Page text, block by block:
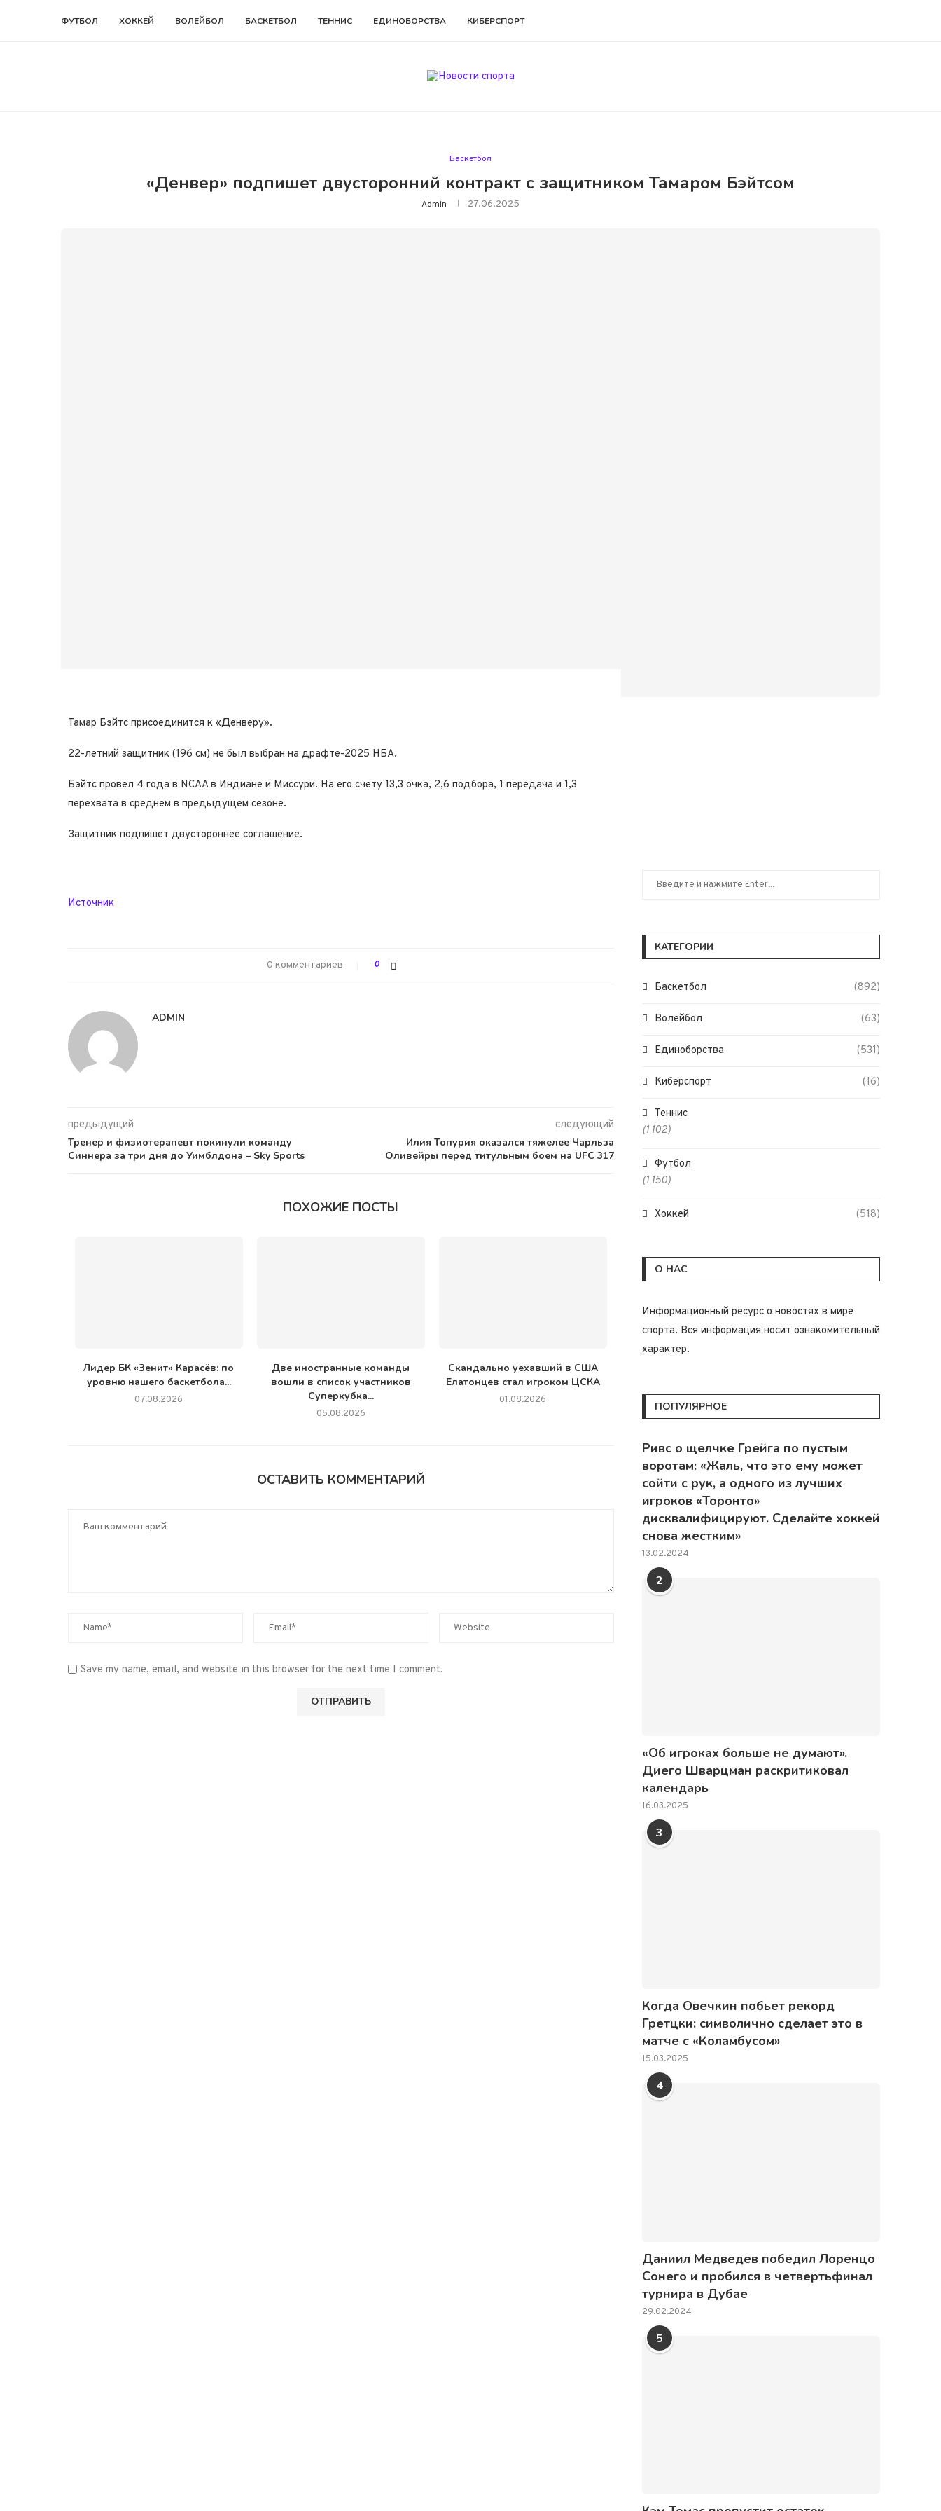
ФУТБОЛ ХОККЕЙ ВОЛЕЙБОЛ БАСКЕТБОЛ ТЕННИС ЕДИНОБОРСТВА КИБЕРСПОРТ
Баскетбол
«Денвер» подпишет двусторонний контракт с защитником Тамаром Бэйтсом
Admin 27.06.2025
Тамар Бэйтс присоединится к «Денверу».
22-летний защитник (196 см) не был выбран на драфте-2025 НБА.
Бэйтс провел 4 года в NCAA в Индиане и Миссури. На его счету 13,3 очка, 2,6 подбора, 1 передача и 1,3
перехвата в среднем в предыдущем сезоне.
Защитник подпишет двустороннее соглашение.
Источник
0 комментариев 0
ADMIN
предыдущий
Тренер и физиотерапевт покинули команду
Синнера за три дня до Уимблдона – Sky Sports
следующий
Илия Топурия оказался тяжелее Чарльза
Оливейры перед титульным боем на UFC 317
ПОХОЖИЕ ПОСТЫ
Лидер БК «Зенит» Карасёв: по
уровню нашего баскетбола...
07.08.2026
Две иностранные команды
вошли в список участников
Суперкубка...
05.08.2026
Скандально уехавший в США
Елатонцев стал игроком ЦСКА
01.08.2026
ОСТАВИТЬ КОММЕНТАРИЙ
Save my name, email, and website in this browser for the next time I comment.
КАТЕГОРИИ
Баскетбол (892)
Волейбол (63)
Единоборства (531)
Киберспорт (16)
Теннис
(1 102)
Футбол
(1 150)
Хоккей (518)
О НАС
Информационный ресурс о новостях в мире
спорта. Вся информация носит ознакомительный
характер.
ПОПУЛЯРНОЕ
Ривс о щелчке Грейга по пустым
воротам: «Жаль, что это ему может
сойти с рук, а одного из лучших
игроков «Торонто»
дисквалифицируют. Сделайте хоккей
снова жестким»
13.02.2024
2
«Об игроках больше не думают».
Диего Шварцман раскритиковал
календарь
16.03.2025
3
Когда Овечкин побьет рекорд
Гретцки: символично сделает это в
матче с «Коламбусом»
15.03.2025
4
Даниил Медведев победил Лоренцо
Сонего и пробился в четвертьфинал
турнира в Дубае
29.02.2024
5